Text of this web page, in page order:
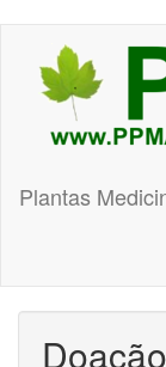
conteúdo
principal
Plantas